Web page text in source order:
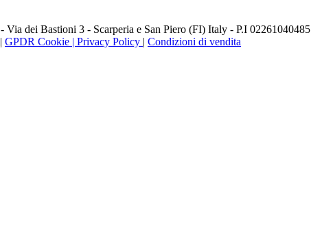
dei Bastioni 3 - Scarperia e San Piero (FI) Italy - P.I 02261040485
| GPDR Cookie | Privacy Policy | Condizioni di vendita